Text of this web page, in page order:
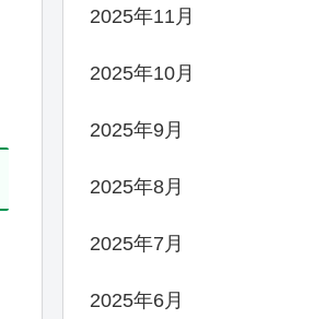
2025年11月
2025年10月
2025年9月
2025年8月
2025年7月
2025年6月